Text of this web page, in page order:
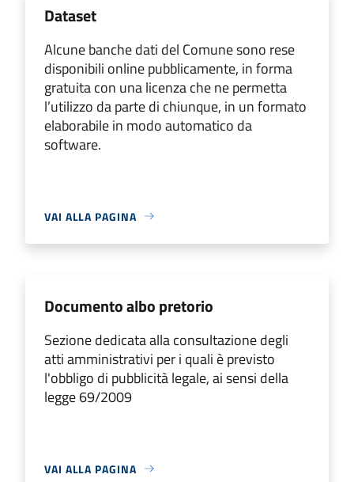
Dataset
Alcune banche dati del Comune sono rese
disponibili online pubblicamente, in forma
gratuita con una licenza che ne permetta
l’utilizzo da parte di chiunque, in un formato
elaborabile in modo automatico da
software.
VAI ALLA PAGINA
Documento albo pretorio
Sezione dedicata alla consultazione degli
atti amministrativi per i quali è previsto
l'obbligo di pubblicità legale, ai sensi della
legge 69/2009
VAI ALLA PAGINA